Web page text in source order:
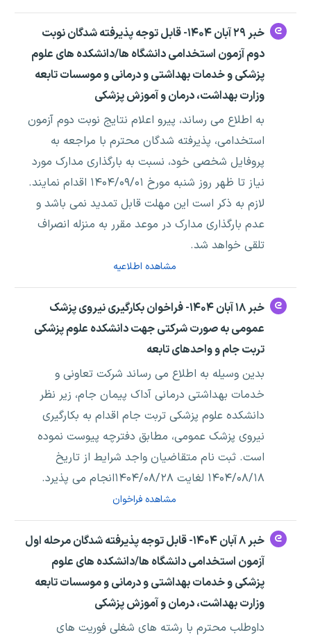
خبر ۲۹ آبان ۱۴۰۴- قابل توجه پذیرفته شدگان نوبت
دوم آزمون استخدامی دانشگاه ها/دانشکده های علوم
پزشکی و خدمات بهداشتی و درمانی و موسسات تابعه
وزارت بهداشت، درمان و آموزش پزشکی
به اطلاع می رساند، پیرو اعلام نتایج نوبت دوم آزمون
استخدامی، پذیرفته شدگان محترم با مراجعه به
پروفایل شخصی خود، نسبت به بارگذاری مدارک مورد
نیاز تا ظهر روز شنبه مورخ ۱۴۰۴/۰۹/۰۱ اقدام نمایند.
لازم به ذکر است این مهلت قابل تمدید نمی باشد و
عدم بارگذاری مدارک در موعد مقرر به منزله انصراف
تلقی خواهد شد.
مشاهده اطلاعیه
خبر ۱۸ آبان ۱۴۰۴- فراخوان بکارگیری نیروی پزشک
عمومی به صورت شرکتی جهت دانشکده علوم پزشکی
تربت جام و واحدهای تابعه
بدین وسیله به اطلاع می رساند شرکت تعاونی و
خدمات بهداشتی درمانی آداک پیمان جام، زیر نظر
دانشکده علوم پزشکی تربت جام اقدام به بکارگیری
نیروی پزشک عمومی، مطابق دفترچه پیوست نموده
است. ثبت نام متقاضیان واجد شرایط از تاریخ
۱۴۰۴/۰۸/۱۸ لغایت ۱۴۰۴/۰۸/۲۸انجام می پذیرد.
مشاهده فراخوان
خبر ۸ آبان ۱۴۰۴- قابل توجه پذیرفته شدگان مرحله اول
آزمون استخدامی دانشگاه ها/دانشکده های علوم
پزشکی و خدمات بهداشتی و درمانی و موسسات تابعه
وزارت بهداشت، درمان و آموزش پزشکی
داوطلب محترم با رشته های شغلی فوریت های